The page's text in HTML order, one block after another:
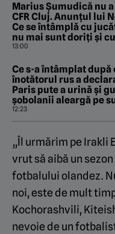
Marius Șumudică nu
CFR Cluj. Anunțul lui
Ce se întâmplă cu
nu mai sunt doriți și
Folha. EXCLUSIV
13:00
Ce s-a întâmplat după
înotătorul rus a
Paris pute a urină și
şobolanii aleargă pe
Eiffel”
12:23
„Îl urmărim pe Irakli
vrut să aibă un
fotbalului olandez.
noi, este de mult
Kochorashvili,
nevoie de un